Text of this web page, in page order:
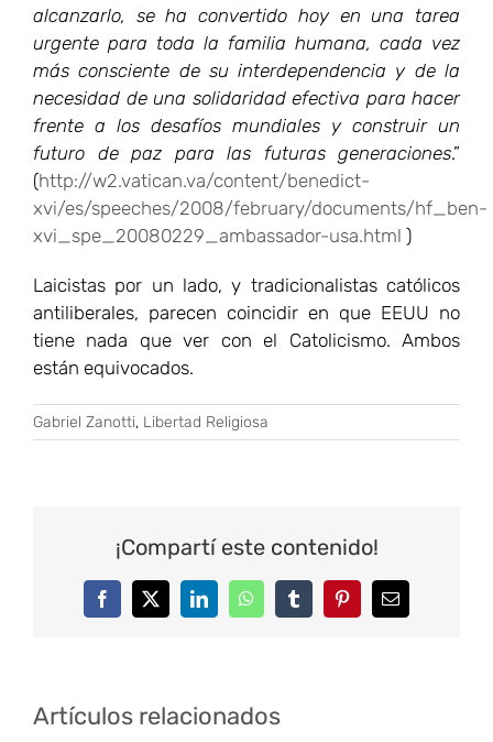
alcanzarlo, se ha convertido hoy en una tarea
urgente para toda la familia humana, cada vez
más consciente de su interdependencia y de la
necesidad de una solidaridad efectiva para hacer
frente a los desafíos mundiales y construir un
futuro de paz para las futuras generaciones.”
(http://w2.vatican.va/content/benedict-
xvi/es/speeches/2008/february/documents/hf_ben-
xvi_spe_20080229_ambassador-usa.html )
Laicistas por un lado, y tradicionalistas católicos
antiliberales, parecen coincidir en que EEUU no
tiene nada que ver con el Catolicismo. Ambos
están equivocados.
Gabriel Zanotti, Libertad Religiosa
¡Compartí este contenido!
FacebookTwitterLinkedInWhatsAppTumblrPinterestCorreo
Artículos relacionados